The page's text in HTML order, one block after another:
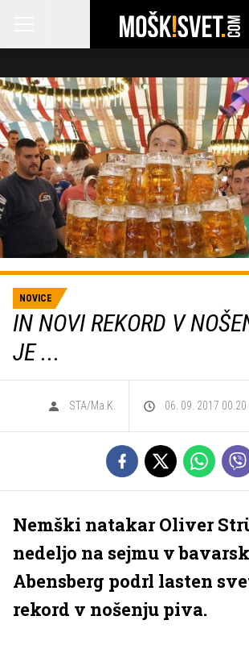
NOVICE
IN NOVI REKORD V
JE ...
STA/Ma.K. 06. 09. 2017 00.20
Nemški natakar Oliver
nedeljo na sejmu v
Abensberg podrl lasten
rekord v nošenju piva.